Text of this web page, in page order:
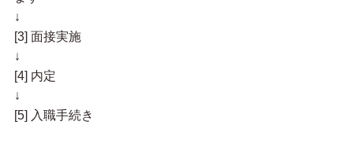
↓
[3] 面接実施
↓
[4] 内定
↓
[5] 入職手続き